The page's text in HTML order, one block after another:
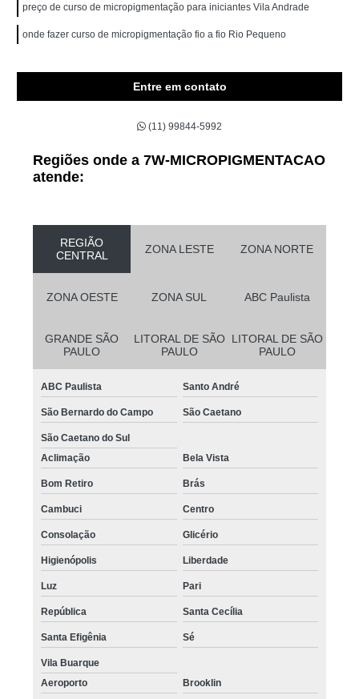
preço de curso de micropigmentação para iniciantes Vila Andrade
onde fazer curso de micropigmentação fio a fio Rio Pequeno
Entre em contato
(11) 99844-5992
Regiões onde a 7W-MICROPIGMENTACAO
atende:
REGIÃO
CENTRAL
ZONA LESTE ZONA NORTE
ZONA OESTE ZONA SUL ABC Paulista
GRANDE SÃO
PAULO
LITORAL DE SÃO
PAULO
LITORAL DE SÃO
PAULO
ABC Paulista Santo André
São Bernardo do Campo São Caetano
São Caetano do Sul
Aclimação
Bela Vista
Bom Retiro Brás
Cambuci Centro
Consolação Glicério
Higienópolis Liberdade
Luz Pari
República Santa Cecília
Santa Efigênia Sé
Vila Buarque
Aeroporto
Brooklin